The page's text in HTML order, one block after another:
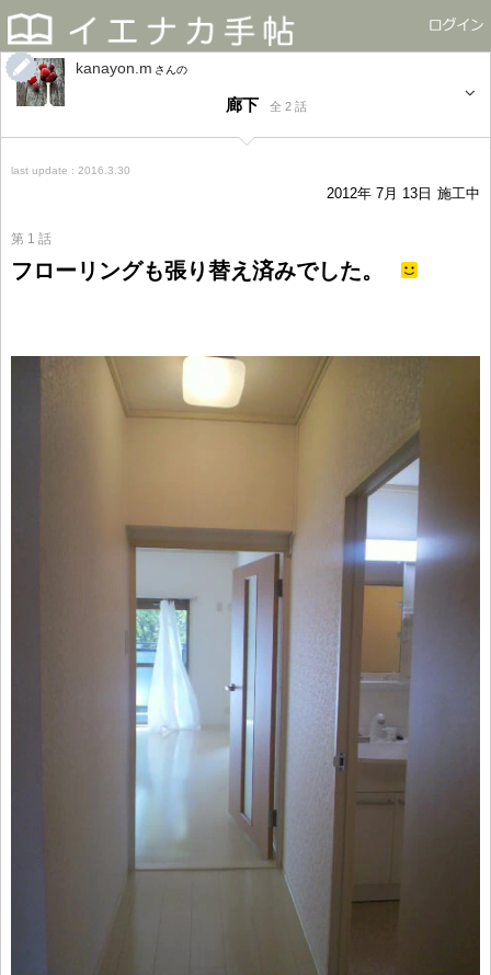
kanayon.m さん
廊下 全 2 話
last update : 2016.3.30
2012年 7月 13日 施工中
第 1 話
フローリングも張り替え済みでした。